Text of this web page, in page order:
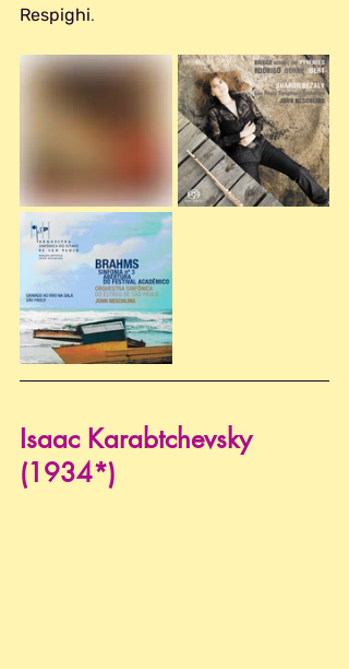
Respighi.
Isaac Karabtchevsky
(1934*)